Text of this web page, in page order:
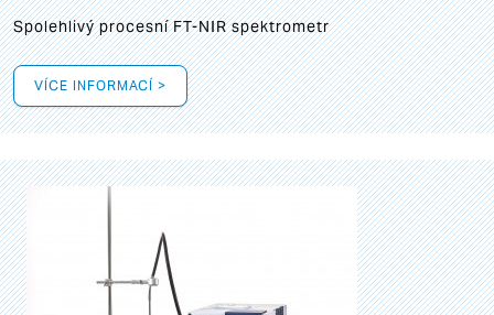
Spolehlivý procesní FT-NIR spektrometr
VÍCE INFORMACÍ >